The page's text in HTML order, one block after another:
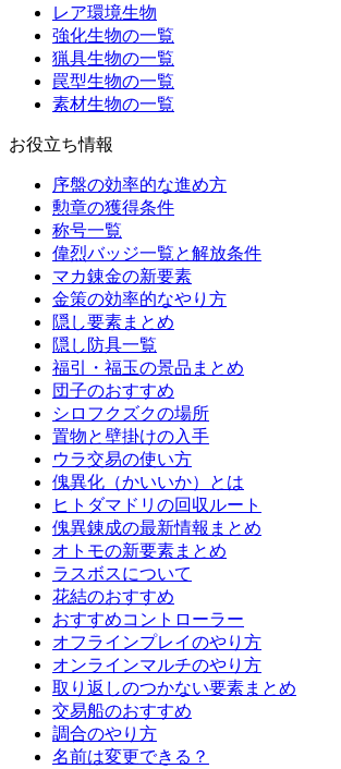
レア環境生物
強化生物の一覧
猟具生物の一覧
罠型生物の一覧
素材生物の一覧
お役立ち情報
序盤の効率的な進め方
勲章の獲得条件
称号一覧
偉烈バッジ一覧と解放条件
マカ錬金の新要素
金策の効率的なやり方
隠し要素まとめ
隠し防具一覧
福引・福玉の景品まとめ
団子のおすすめ
シロフクズクの場所
置物と壁掛けの入手
ウラ交易の使い方
傀異化（かいいか）とは
ヒトダマドリの回収ルート
傀異錬成の最新情報まとめ
オトモの新要素まとめ
ラスボスについて
花結のおすすめ
おすすめコントローラー
オフラインプレイのやり方
オンラインマルチのやり方
取り返しのつかない要素まとめ
交易船のおすすめ
調合のやり方
名前は変更できる？